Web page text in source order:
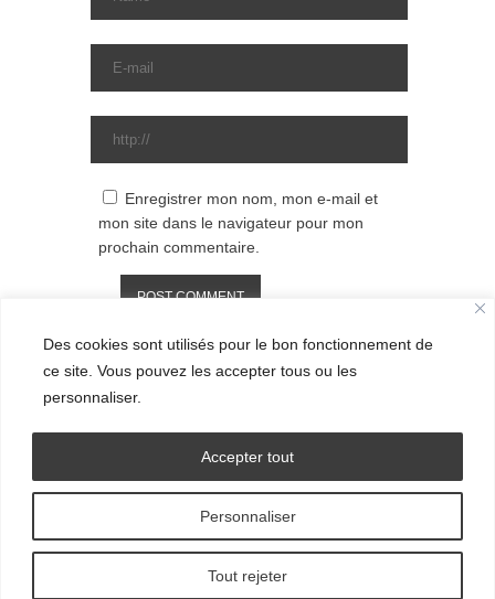
Des cookies sont utilisés pour le bon fonctionnement de
ce site. Vous pouvez les accepter tous ou les
personnaliser.
Personnaliser
Tout rejeter
Accepter tout
Enregistrer mon nom, mon e-mail et
mon site dans le navigateur pour mon
prochain commentaire.
© Grand Ensemble - 2016.